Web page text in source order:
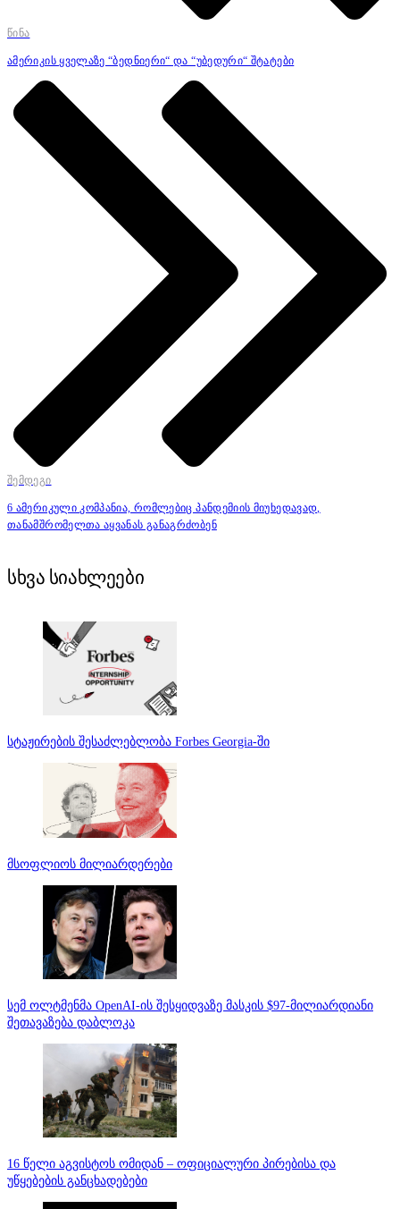
წინა
ამერიკის ყველაზე “ბედნიერი“ და “უბედური“ შტატები
შემდეგი
6 ამერიკული კომპანია, რომლებიც პანდემიის მიუხედავად,
თანამშრომელთა აყვანას განაგრძობენ
სხვა სიახლეები
სტაჟირების შესაძლებლობა Forbes Georgia-ში
მსოფლიოს მილიარდერები
სემ ოლტმენმა OpenAI-ის შესყიდვაზე მასკის $97-მილიარდიანი
შეთავაზება დაბლოკა
16 წელი აგვისტოს ომიდან – ოფიციალური პირებისა და
უწყებების განცხადებები